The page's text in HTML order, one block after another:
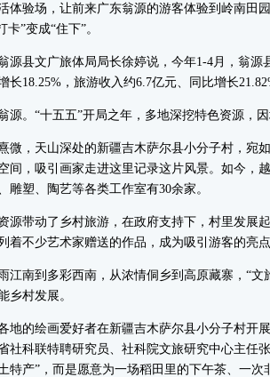
体验场，让前来广东翁源的游客体验到岭南田
卡”变成“住下”。
县文广旅体局局长徐婷说，今年1-4月，翁源
长18.25%，旅游收入约6.7亿元、同比增长
。“十五五”开局之年，多地深挖特色资源，因
，天山深处的新疆吉木萨尔县小分子村，宛如
间，吸引画家走进这里记录这片风景。如今，
雕塑、陶艺等各类工作室有30余家。
带动了乡村旅游，在政府支持下，村里发展起
着不少艺术家赠送的作品，成为吸引游客的亮点
南到多彩西南，从浓情侗乡到高原藏寨，“文
乡村发展。
的绘画爱好者在新疆吉木萨尔县小分子村开
科联特聘研究员、社科院文旅研究中心主任张
特产”，而是愿意为一场稻田里的下午茶、一